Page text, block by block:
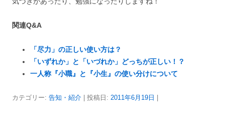
関連Q&A
「尽力」の正しい使い方は？
「いずれか」と「いづれか」どっちが正しい！？
一人称『小職』と『小生』の使い分けについて
カテゴリー: 告知・紹介 | 投稿日: 2011年6月19日